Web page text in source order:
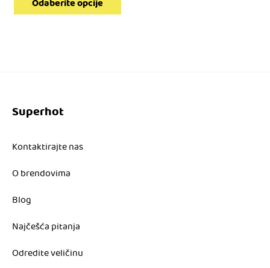
10.980,00 RSD.
je:
Odaberite opcije
Superhot
Kontaktirajte nas
O brendovima
Blog
Najčešća pitanja
Odredite veličinu